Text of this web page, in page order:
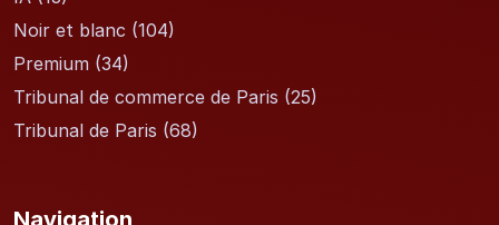
Noir et blanc (104)
Premium (34)
Tribunal de commerce de Paris (25)
Tribunal de Paris (68)